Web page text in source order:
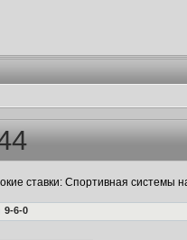
ставки: Спортивная системы
9-6-0